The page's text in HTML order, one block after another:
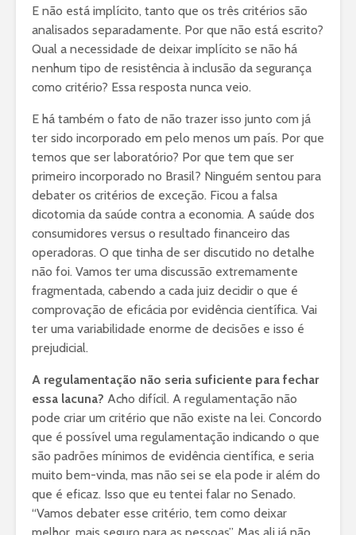
E não está implícito, tanto que os três critérios são
analisados separadamente. Por que não está escrito?
Qual a necessidade de deixar implícito se não há
nenhum tipo de resistência à inclusão da segurança
como critério? Essa resposta nunca veio.
E há também o fato de não trazer isso junto com já
ter sido incorporado em pelo menos um país. Por que
temos que ser laboratório? Por que tem que ser
primeiro incorporado no Brasil? Ninguém sentou para
debater os critérios de exceção. Ficou a falsa
dicotomia da saúde contra a economia. A saúde dos
consumidores versus o resultado financeiro das
operadoras. O que tinha de ser discutido no detalhe
não foi. Vamos ter uma discussão extremamente
fragmentada, cabendo a cada juiz decidir o que é
comprovação de eficácia por evidência científica. Vai
ter uma variabilidade enorme de decisões e isso é
prejudicial.
A regulamentação não seria suficiente para fechar
essa lacuna? Acho difícil. A regulamentação não
pode criar um critério que não existe na lei. Concordo
que é possível uma regulamentação indicando o que
são padrões mínimos de evidência científica, e seria
muito bem-vinda, mas não sei se ela pode ir além do
que é eficaz. Isso que eu tentei falar no Senado.
“Vamos debater esse critério, tem como deixar